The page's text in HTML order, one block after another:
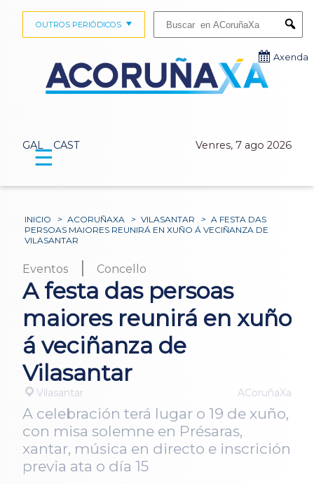
GAL CAST Venres, 7 ago 2026
OUTROS PERIÓDICOS
Axenda
☰
INICIO > ACORUÑAXA > VILASANTAR > A FESTA DAS
PERSOAS MAIORES REUNIRÁ EN XUÑO Á VECIÑANZA DE
VILASANTAR
Eventos | Concello
A festa das persoas
maiores reunirá en xuño
á veciñanza de
Vilasantar
Vilasantar ACoruñaXa
A celebración terá lugar o 19 de xuño,
con misa solemne en Présaras,
xantar, música en directo e inscrición
previa ata o día 15